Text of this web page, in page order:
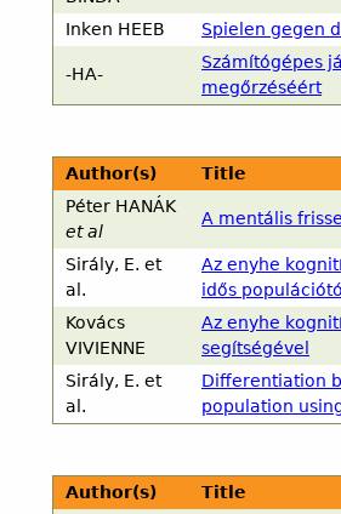
Inken HEEB Spielen gegen
-HA-
Számítógépes
megőrzéséért
Author(s)
Title
Péter HANÁK
et al
A mentális
Sirály, E. et
al.
Az enyhe
idős
Kovács
VIVIENNE
Az enyhe
segítségével
Sirály, E. et
al.
Differentiation
population
Author(s)
Title